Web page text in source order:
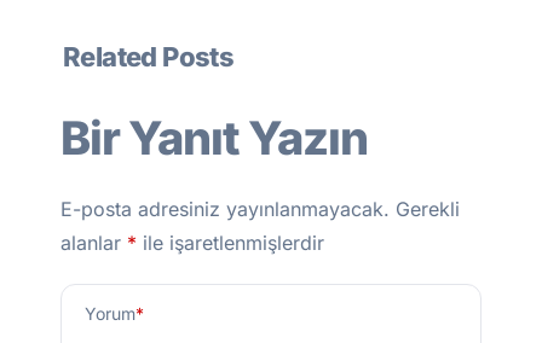
Related Posts
Bir Yanıt Yazın
E-posta adresiniz yayınlanmayacak. Gerekli
alanlar * ile işaretlenmişlerdir
Yorum*